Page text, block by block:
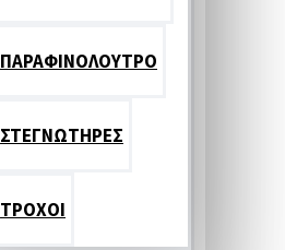
ΠΑΡΑΦΙΝΟΛΟΥΤΡΟ
ΣΤΕΓΝΩΤΗΡΕΣ
ΤΡΟΧΟΙ